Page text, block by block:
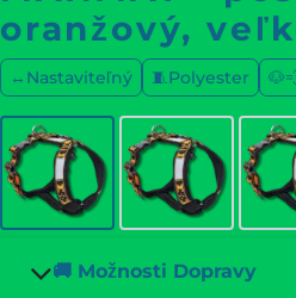
oranžový,
↔️Nastaviteľný 🧵Polyester
🚚 Možnosti Dopravy